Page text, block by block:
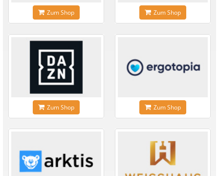
Zum Shop Zum Shop
Zum Shop Zum Shop